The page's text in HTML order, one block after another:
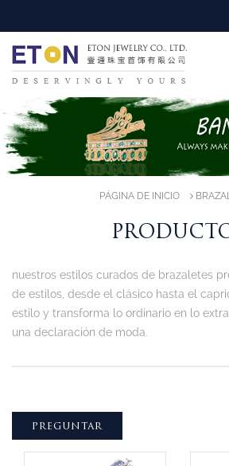
PÁGINA DE INICIO
nuestros estilos curados de brazaletes
de estilos, desde el clásico hasta el
estilo y transforma lo ordinario en lo
una declaración de moda.
PREGUNTAR